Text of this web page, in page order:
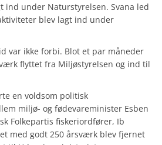
ind under Naturstyrelsen. Svana led
blev lagt ind under
var ikke forbi. Blot et par måneder
flyttet fra Miljøstyrelsen og ind til
en voldsom politisk
miljø- og fødevareminister Esben
Folkepartis fiskeriordfører, Ib
med godt 250 årsværk blev fjernet